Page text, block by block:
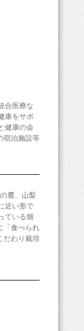
合医療な
康をサポ
健康の会
宿泊施設等
麓、山梨
近い形で
ている畑
「食べられ
だわり栽培